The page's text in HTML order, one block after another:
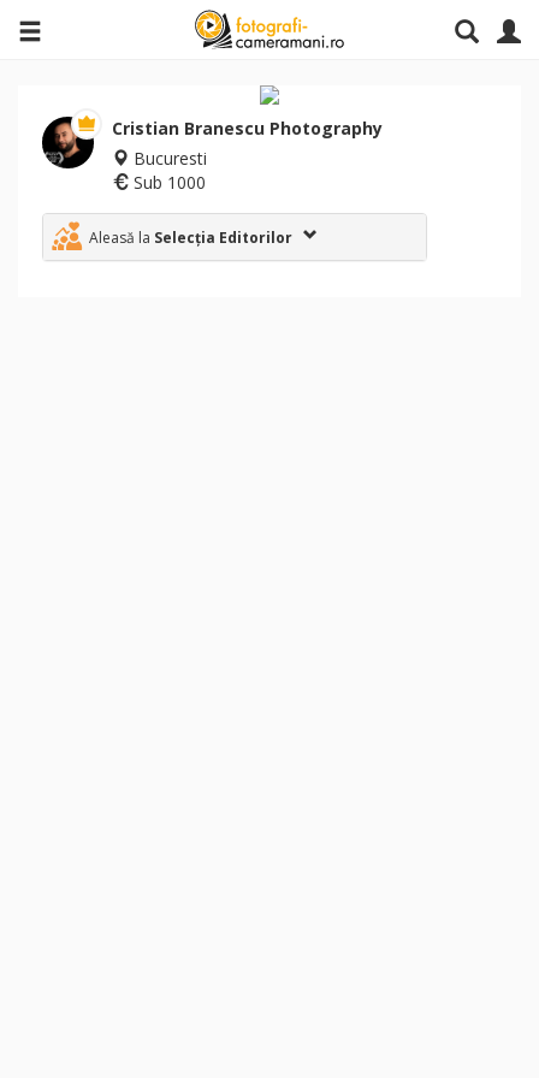
Cristian Branescu Photography
Bucuresti
Sub 1000
Aleasă la Selecția Editorilor